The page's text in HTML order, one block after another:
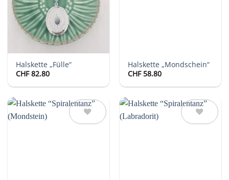
Halskette „Fülle“
CHF82.80
Halskette „Mondschein“
CHF58.80